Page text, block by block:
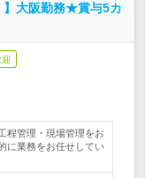
】大阪勤務★賞与5カ
程管理・現場管理をお
に業務をお任せしてい